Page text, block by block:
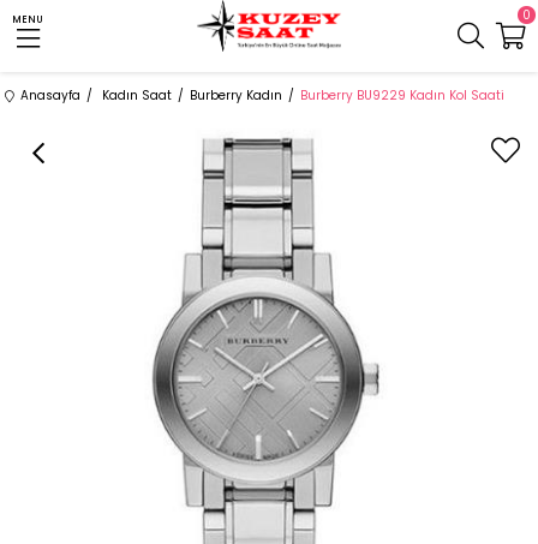
MENU 0
Anasayfa Kadın Saat Burberry Kadın Burberry BU9229 Kadın Kol Saati